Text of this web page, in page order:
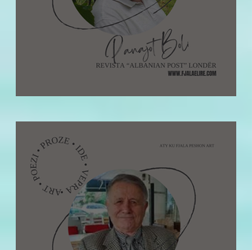
Pano Boli: STOLI I POETIT